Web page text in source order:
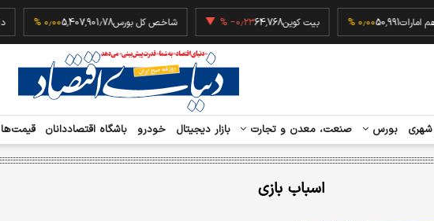
درهم امارات50,991۰٫۰۰ % بیت کوین64,768‎−۰٫۲۳ % شاخص کل بورس5,407,901.78۰٫۰۰ %
بورس صنعت، معدن و تجارت بازار دیجیتال خودرو باشگاه اقتصاددانان قیمت‌ها
اسباب بازی